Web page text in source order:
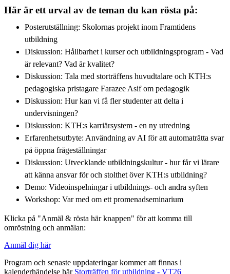
Här är ett urval av de teman du kan rösta på:
Posterutställning: Skolornas projekt inom Framtidens
utbildning
Diskussion: Hållbarhet i kurser och utbildningsprogram - Vad
är relevant? Vad är kvalitet?
Diskussion: Tala med storträffens huvudtalare och KTH:s
pedagogiska pristagare Farazee Asif om pedagogik
Diskussion: Hur kan vi få fler studenter att delta i
undervisningen?
Diskussion: KTH:s karriärsystem - en ny utredning
Erfarenhetsutbyte: Användning av AI för att automaträtta svar
på öppna frågeställningar
Diskussion: Utvecklande utbildningskultur - hur får vi lärare
att känna ansvar för och stolthet över KTH:s utbildning?
Demo: Videoinspelningar i utbildnings- och andra syften
Workshop: Var med om ett promenadseminarium
Klicka på "Anmäl & rösta här knappen" för att komma till
omröstning och anmälan:
Anmäl dig här
Program och senaste uppdateringar kommer att finnas i
kalenderhändelse här Storträffen för utbildning - VT26